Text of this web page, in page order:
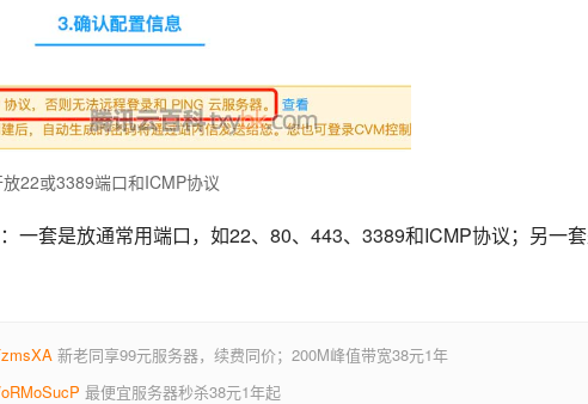
22或3389端口和ICMP协议
一套是放通常用端口，如22、80、443、3389和ICMP协议；另一
新老同享99元服务器，续费同价；200M峰值带宽38元1年
最便宜服务器秒杀38元1年起